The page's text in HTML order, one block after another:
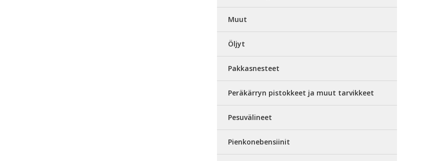
Muut
Öljyt
Pakkasnesteet
Peräkärryn pistokkeet ja muut tarvikkeet
Pesuvälineet
Pienkonebensiinit